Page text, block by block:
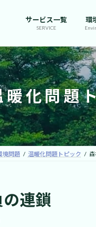
サービス一覧
SERVICE
環
暖化問題
境問題 温暖化問題トピック
連鎖